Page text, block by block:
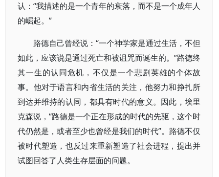
认：“我描述的是一个青年的衰落，而不是一个成年人
的崛起。”
路德自己曾经说：“一个神学家是通过生活，不但
如此，应该说是通过死亡和被诅咒而诞生的。”路德终
其一生的认同危机，不仅是一个悲剧英雄的个体故
事。他对于语言和内省生活的关注，他努力和挣扎所
到达并维持的认同，都具有时代的意义。因此，埃里
克森说，“路德是一个正在形成的时代的先驱，这个时
代仍然是，或者至少也曾经是我们的时代”。路德不仅
被时代塑造，也反过来重新塑造了社会进程，提出并
试图回答了人类生存层面的问题。